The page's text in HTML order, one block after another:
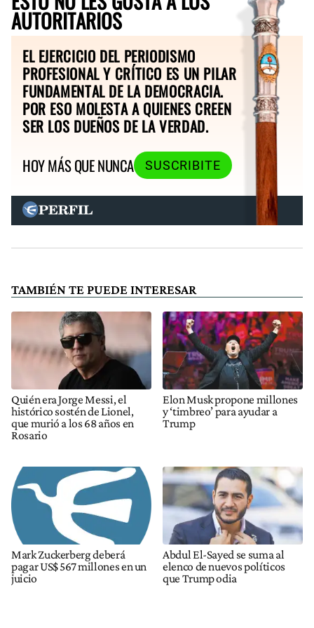
AUTORITARIOS
EL EJERCICIO DEL PERIODISMO
PROFESIONAL Y CRÍTICO ES UN PILAR
FUNDAMENTAL DE LA DEMOCRACIA.
POR ESO MOLESTA A QUIENES CREEN
SER LOS DUEÑOS DE LA VERDAD.
HOY MÁS QUE NUNCA
SUSCRIBITE
TAMBIÉN TE PUEDE INTERESAR
Quién era Jorge Messi, el
histórico sostén de Lionel,
que murió a los 68 años en
Rosario
Elon Musk propone millones
y ‘timbreo’ para ayudar a
Trump
Mark Zuckerberg deberá
pagar US$ 567 millones en un
juicio
Abdul El-Sayed se suma al
elenco de nuevos políticos
que Trump odia